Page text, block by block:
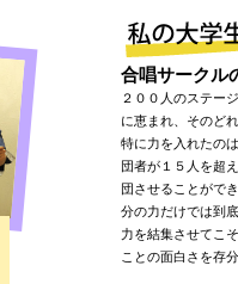
合唱サークル
２００人のステー
に恵まれ、そのど
特に力を入れたの
団者が１５人を超
団させることがで
分の力だけでは到
力を結集させてこ
ことの面白さを存